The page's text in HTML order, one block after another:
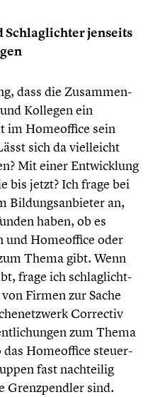
jenseits
dass die Zusam­men­
Kollegen ein
im Homeof­fice sein
sich da vielleicht
Mit einer Entwick­lung
bis jetzt? Ich frage bei
Bildungs­an­bie­ter an,
haben, ob es
und Homeof­fice oder
Thema gibt. Wenn
frage ich schlag­licht­
Firmen zur Sache
Correctiv
zum Thema
das Homeof­fice steuer­
fast nachtei­lig
Grenz­pend­ler sind.